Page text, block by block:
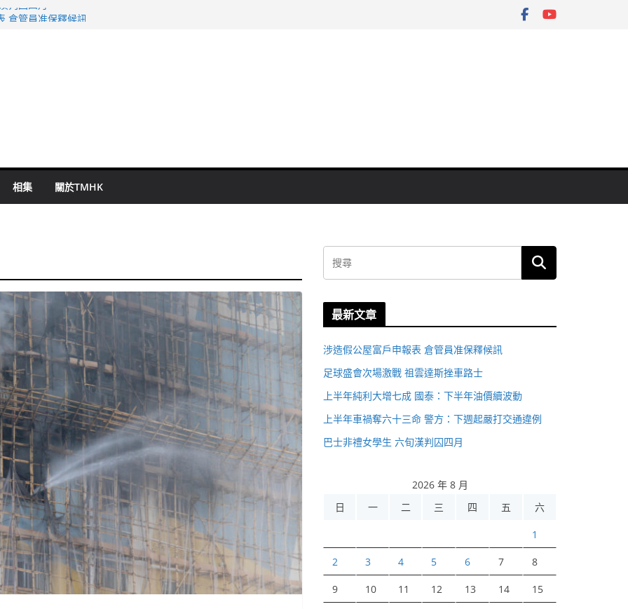
判囚四月
相集 關於TMHK
最新文章
涉造假公屋富戶申報表 倉管員准保釋候訊
足球盛會次場激戰 祖雲達斯挫車路士
上半年純利大增七成 國泰：下半年油價續波動
上半年車禍奪六十三命 警方：下週起嚴打交通違例
巴士非禮女學生 六旬漢判囚四月
2026 年 8 月
日
一 二 三 四 五 六
1
2 3 4 5 6 7 8
9 10 11 12 13 14 15